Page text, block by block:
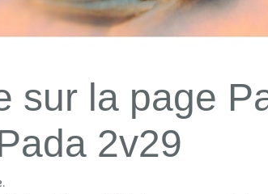
sur la page
2v29